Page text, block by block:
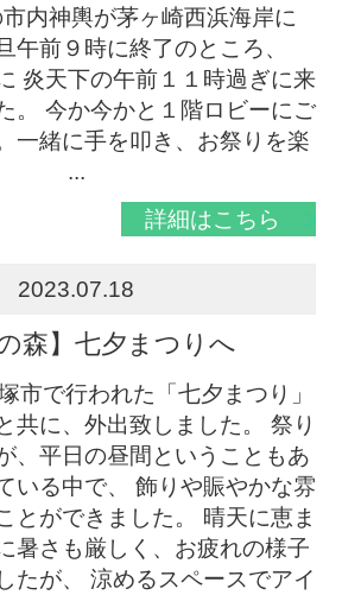
内神輿が茅ヶ崎西浜海岸に
午前９時に終了のところ、
炎天下の午前１１時過ぎに来
。 今か今かと１階ロビーにご
一緒に手を叩き、お祭りを楽
。 ...
詳細はこちら
2023.07.18
森】七夕まつりへ
市で行われた「七夕まつり」
共に、外出致しました。 祭り
、平日の昼間ということもあ
いる中で、 飾りや賑やかな雰
とができました。 晴天に恵ま
暑さも厳しく、お疲れの様子
たが、 涼めるスペースでアイ